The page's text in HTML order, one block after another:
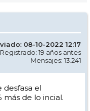
08-10-2022 12:17
Registrado: 19 años antes
Mensajes: 13.241
desfasa el
de lo incial.